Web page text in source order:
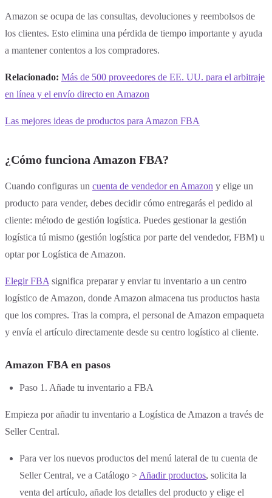
Amazon se ocupa de las consultas, devoluciones y reembolsos de
los clientes. Esto elimina una pérdida de tiempo importante y ayuda
a mantener contentos a los compradores.
Relacionado: Más de 500 proveedores de EE. UU. para el arbitraje
en línea y el envío directo en Amazon
Las mejores ideas de productos para Amazon FBA
¿Cómo funciona Amazon FBA?
Cuando configuras un cuenta de vendedor en Amazon y elige un
producto para vender, debes decidir cómo entregarás el pedido al
cliente: método de gestión logística. Puedes gestionar la gestión
logística tú mismo (gestión logística por parte del vendedor, FBM) u
optar por Logística de Amazon.
Elegir FBA significa preparar y enviar tu inventario a un centro
logístico de Amazon, donde Amazon almacena tus productos hasta
que los compres. Tras la compra, el personal de Amazon empaqueta
y envía el artículo directamente desde su centro logístico al cliente.
Amazon FBA en pasos
Paso 1. Añade tu inventario a FBA
Empieza por añadir tu inventario a Logística de Amazon a través de
Seller Central.
Para ver los nuevos productos del menú lateral de tu cuenta de
Seller Central, ve a Catálogo > Añadir productos, solicita la
venta del artículo, añade los detalles del producto y elige el